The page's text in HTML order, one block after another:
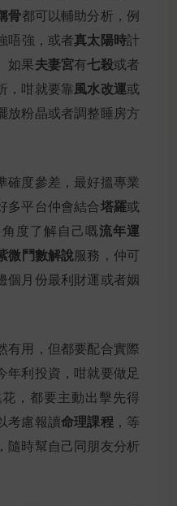
骨都可以輔助分析，例
唔強，或者真太陽時計
如果夫妻宮有七殺或者
，咁就要靠風水改運或
放粉晶或者調整睡房方
確度參差，最好搵專業
多平台仲會結合塔羅或
角度了解自己嘅流年運
微鬥數解說服務，仲可
個月份最利財運或者姻
有用，但都要配合實際
年利投資，咁就要做足
，都要主動出擊先得
考慮報讀命理課程，等
，隨時幫自己同朋友分析